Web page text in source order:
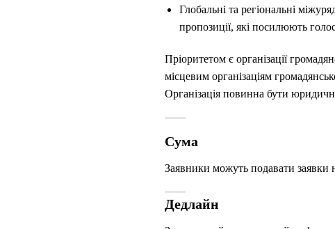
Глобальні та регіональні
пропозиції, які посилюють
Пріоритетом є організації
місцевим організаціям
Організація повинна бути
Сума
Заявники можуть подавати
Дедлайн